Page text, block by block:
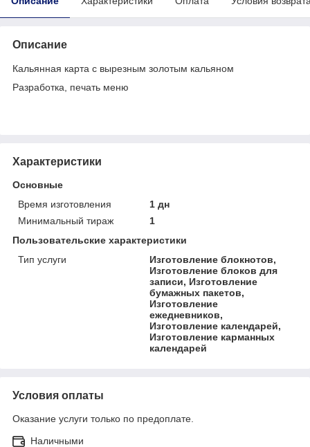
Описание
Кальянная карта с вырезным золотым кальяном
Разработка, печать меню
Характеристики
Основные
Время изготовления
1 дн
Минимальный тираж
1
Пользовательские характеристики
Тип услуги
Изготовление блокнотов,
Изготовление блоков для
записи, Изготовление
бумажных пакетов,
Изготовление
ежедневников,
Изготовление календарей,
Изготовление карманных
календарей
Условия оплаты
Оказание услуги только по предоплате.
Наличными